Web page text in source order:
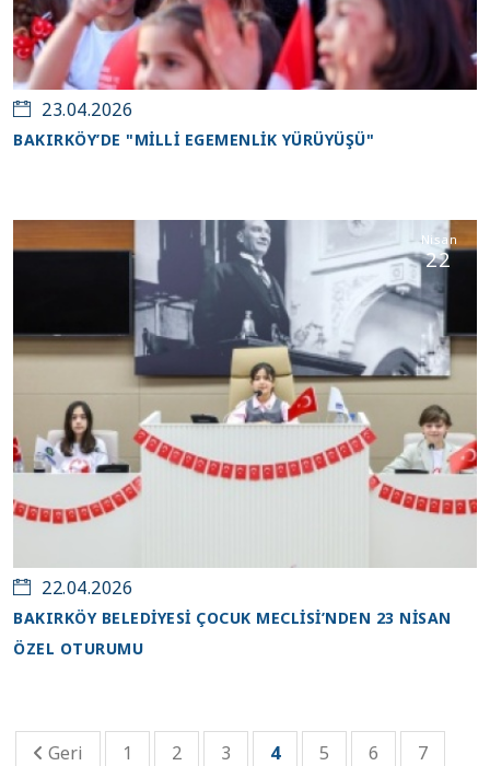
23.04.2026
BAKIRKÖY’DE "MİLLİ EGEMENLİK YÜRÜYÜŞÜ"
Nisan
22
22.04.2026
BAKIRKÖY BELEDİYESİ ÇOCUK MECLİSİ’NDEN 23 NİSAN
ÖZEL OTURUMU
Geri 1 2 3 4 5 6
7